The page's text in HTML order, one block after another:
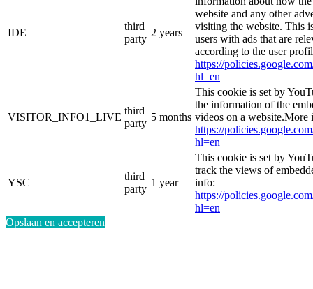
IDE
third
party
2 years
website and any other
visiting the website. This
users with ads that are
according to the user
https://
hl=en
VISITOR_INFO1_LIVE
third
party
5 months
This cookie is set by
the information of the
videos on a website.More
https://
hl=en
YSC
third
party
1 year
This cookie is set by
track the views of
info:
https://
hl=en
Opslaan en accepteren